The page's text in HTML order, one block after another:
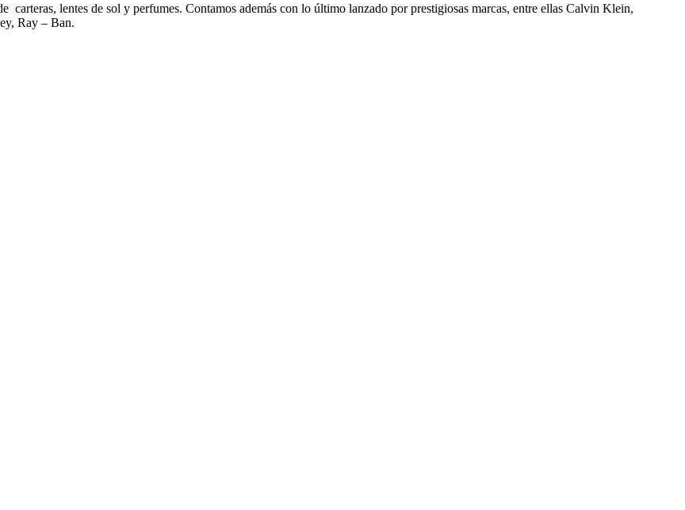
lentes de sol y perfumes. Contamos además con lo último lanzado por prestigiosas marcas, entre ellas Calvin Klein,
Ray – Ban.